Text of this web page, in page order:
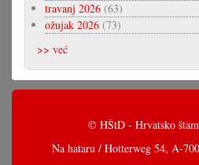
travanj 2026 (63)
ožujak 2026 (73)
>> već
© HŠtD - Hrvatsko
Na hataru / Hotterweg 54, A-